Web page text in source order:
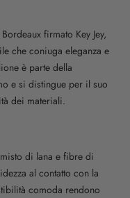
firmato Key Jey,
che coniuga eleganza e
è parte della
e si distingue per il suo
dei materiali.
di lana e fibre di
al contatto con la
comoda rendono